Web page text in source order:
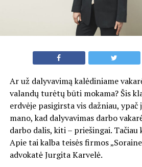
Ar už dalyvavimą kalėdiniame
valandų turėtų būti mokama? Šis
erdvėje pasigirsta vis dažniau,
mano, kad dalyvavimas darbo
darbo dalis, kiti – priešingai.
Apie tai kalba teisės firmos
advokatė Jurgita Karvelė.